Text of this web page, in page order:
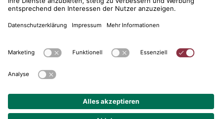
Gerberstraße 34, 71522 Backnang
+49 (0) 7191 900 - 2202